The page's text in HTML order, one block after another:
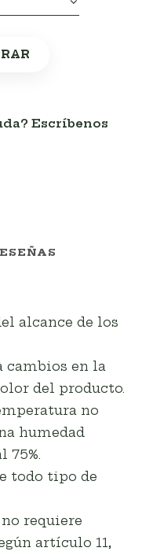
Escríbenos
alcance de los
cambios en la
del producto.
no
humedad
75%.
todo tipo de
requiere
artículo 11,